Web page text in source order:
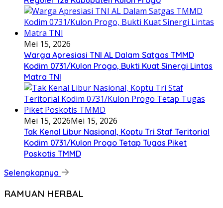
Mei 15, 2026
Warga Apresiasi TNI AL Dalam Satgas TMMD
Kodim 0731/Kulon Progo, Bukti Kuat Sinergi Lintas
Matra TNI
Mei 15, 2026Mei 15, 2026
Tak Kenal Libur Nasional, Koptu Tri Staf Teritorial
Kodim 0731/Kulon Progo Tetap Tugas Piket
Poskotis TMMD
Selengkapnya
RAMUAN HERBAL